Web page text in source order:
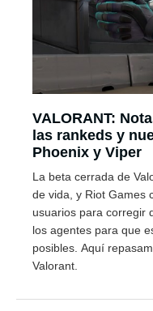
VALORANT:
las rankeds y
Phoenix y Viper
La beta cerrada de
de vida, y Riot Games
usuarios para corregir
los agentes para que
posibles. Aquí
Valorant.